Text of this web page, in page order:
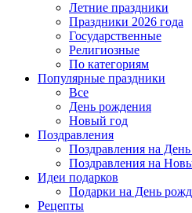
Летние праздники
Праздники 2026 года
Государственные
Религиозные
По категориям
Популярные праздники
Все
День рождения
Новый год
Поздравления
Поздравления на
Поздравления на
Идеи подарков
Подарки на День
Рецепты